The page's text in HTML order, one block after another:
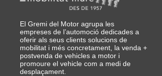
El Gremi del Motor agrupa les
empreses de l’automoció dedicades a
oferir als seus clients solucions de
mobilitat i més concretament, la venda +
postvenda de vehicles a motor i
promoure el vehicle com a medi de
desplaçament.